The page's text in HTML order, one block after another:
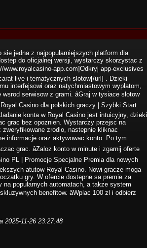
sie jedna z najpopularniejszych platform dla
do oficjalnej wersji, wystarczy skorzystac z
www.royalcasino-app.com]Odkryj app-exclusives
live i tematycznych slotow[/url] . Dzieki
interfejsowi oraz natychmiastowym wyplatom,
serwisow z grami. âGraj w tysiace slotow
Royal Casino dla polskich graczy | Szybki Start
konta w Royal Casino jest intuicyjny, dzieki
grac bez opoznien. Wystarczy przejsc na
zrodlo, nastepnie kliknac
informacje oraz aktywowac konto. Po tym
grac. âZaloz konto w minute i zgarnij oferte
PL | Promocje Specjalne Premia dla nowych
atutow Royal Casino. Nowi gracze moga
gry. W ofercie dostepne sa premie za
na popularnych automatach, a takze system
benefitow. âWplac 100 zl i odbierz
2025-11-26 23:27:48